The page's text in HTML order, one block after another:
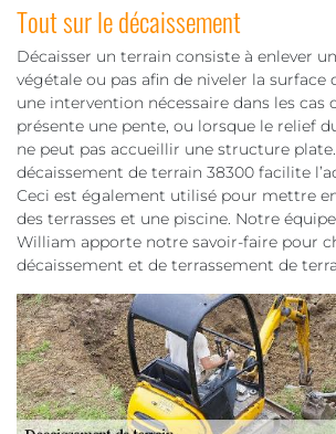
Tout sur le décaissement
Décaisser un terrain consiste à enlever
végétale ou pas afin de niveler la surface
une intervention nécessaire dans les cas
présente une pente, ou lorsque le relief
ne peut pas accueillir une structure
décaissement de terrain 38300 facilite
Ceci est également utilisé pour mettre
des terrasses et une piscine. Notre
William apporte notre savoir-faire pour
décaissement et de terrassement de